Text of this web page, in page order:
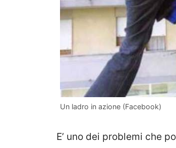
Un ladro in azione (Facebook)
E’ uno dei problemi che